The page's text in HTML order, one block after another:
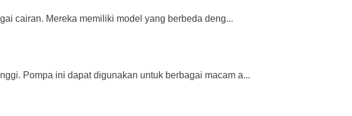
cairan. Mereka memiliki model yang berbeda deng...
Pompa ini dapat digunakan untuk berbagai macam a...